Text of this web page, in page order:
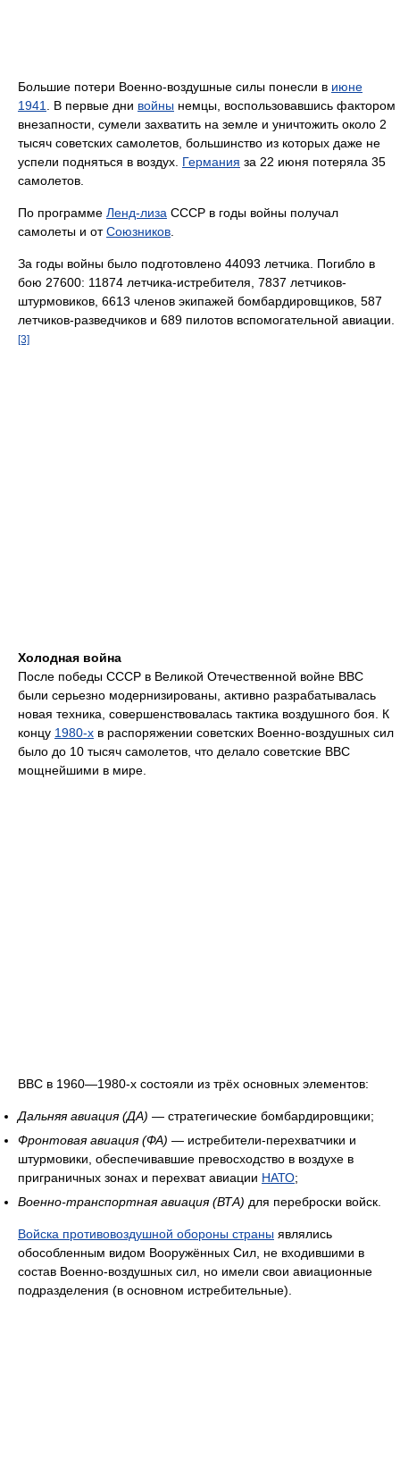
Большие потери Военно-воздушные силы понесли в июне
1941
. В первые дни войны немцы, воспользовавшись фактором
внезапности, сумели захватить на земле и уничтожить около 2
тысяч советских самолетов, большинство из которых даже не
успели подняться в воздух. Германия за 22 июня потеряла 35
самолетов.
По программе Ленд-лиза СССР в годы войны получал
самолеты и отСоюзников
За годы войны было подготовлено 44093 летчика. Погибло в
бою 27600: 11874 летчика-истребителя, 7837 летчиков-
штурмовиков, 6613 членов экипажей бомбардировщиков, 587
летчиков-разведчиков и 689 пилотов вспомогательной авиации.
[3]
Холодная война
После победы СССР в Великой Отечественной войне ВВС
были серьезно модернизированы, активно разрабатывалась
новая техника, совершенствовалась тактика воздушного боя. К
концу 1980-х в распоряжении советских Военно-воздушных сил
было до 10 тысяч самолетов, что делало советские ВВС
мощнейшими в мире.
ВВС в 1960—1980-х состояли из трёх основных элементов:
Дальняя авиация (ДА) — стратегические бомбардировщики;
Фронтовая авиация (ФА) — истребители-перехватчики и
штурмовики, обеспечивавшие превосходство в воздухе в
приграничных зонах и перехват авиации НАТО;
Военно-транспортная авиация (ВТА) для переброски войск.
Войска противовоздушной обороны страны являлись
обособленным видом Вооружённых Сил, не входившими в
состав Военно-воздушных сил, но имели свои авиационные
подразделения (в основном истребительные).